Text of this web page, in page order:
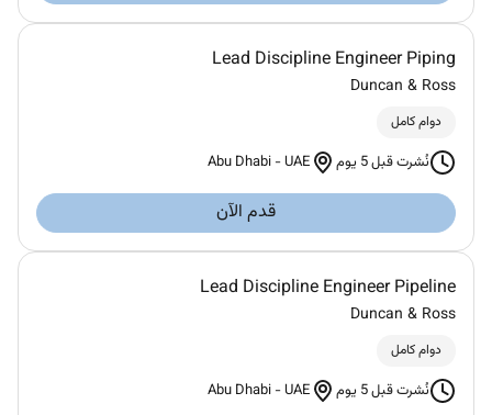
Lead Discipline Engineer Piping
Duncan & Ross
دوام كامل
نُشرت قبل 5 يوم Abu Dhabi -UAE
قدم الآن
Lead Discipline Engineer Pipeline
Duncan & Ross
دوام كامل
نُشرت قبل 5 يوم Abu Dhabi -UAE